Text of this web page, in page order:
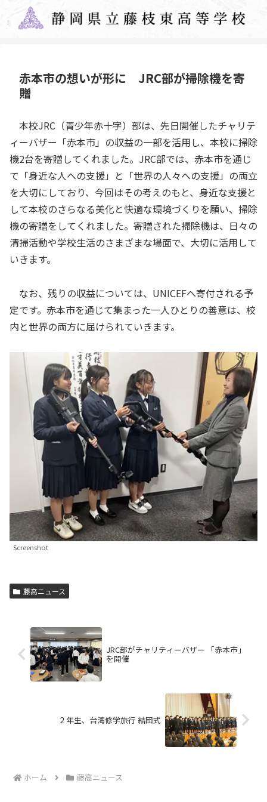
赤本市の想いが形に JRC部が掃除機を寄
贈
本校JRC（青少年赤十字）部は、先日開催したチャリテ
ィーバザー「赤本市」の収益の一部を活用し、本校に掃除
機2台を寄贈してくれました。JRC部では、赤本市を通じ
て「身近な人への支援」と「世界の人々への支援」の両立
を大切にしており、今回はその考えのもと、身近な支援と
して本校のさらなる美化と快適な環境づくりを願い、掃除
機の寄贈をしてくれました。寄贈された掃除機は、日々の
清掃活動や学校生活のさまざまな場面で、大切に活用して
いきます。
なお、残りの収益については、UNICEFへ寄付される予
定です。赤本市を通じて集まった一人ひとりの善意は、校
内と世界の両方に届けられていきます。
Screenshot
藤高ニュース
JRC部がチャリティーバザー 「赤本市」
を開催
２年生、台湾修学旅行 結団式
ホーム 藤高ニュース